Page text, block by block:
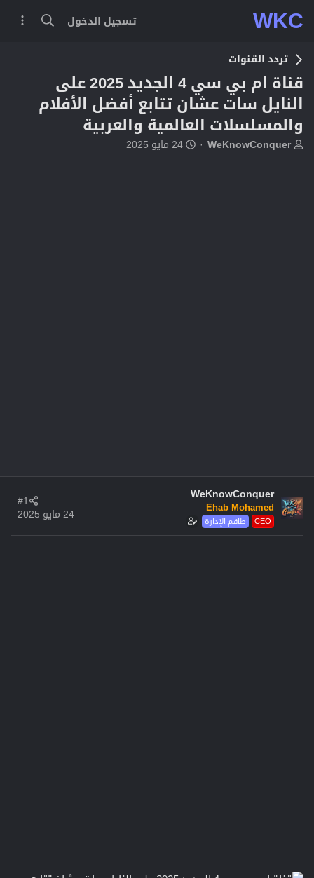
WKC تسجيل الدخول
تردد القنوات
قناة ام بي سي 4 الجديد 2025 على
النايل سات عشان تتابع أفضل الأفلام
والمسلسلات العالمية والعربية
بWeKnowConquer
ت24 مايو 2025
WeKnowConquer
Ehab Mohamed
طاقم الإدارة CEO
24 مايو 2025
#1